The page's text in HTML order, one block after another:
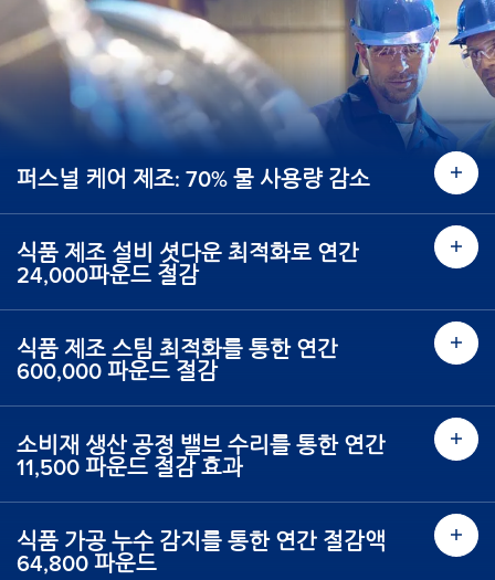
퍼스널 케어 제조: 70% 물 사용량 감소
식품 제조 설비 셧다운 최적화로 연간
24,000파운드 절감
식품 제조 스팀 최적화를 통한 연간
600,000 파운드 절감
소비재 생산 공정 밸브 수리를 통한 연간
11,500 파운드 절감 효과
식품 가공 누수 감지를 통한 연간 절감액
64,800 파운드